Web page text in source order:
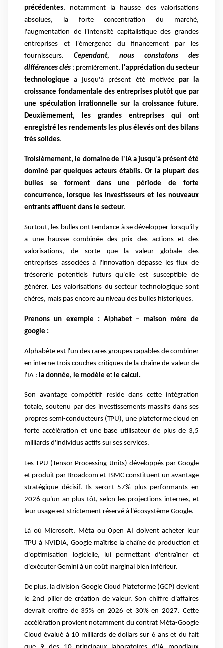
précédentes, notamment la hausse des valorisations
absolues, la forte concentration du marché,
l'augmentation de l'intensité capitalistique des grandes
entreprises et l'émergence du financement par les
fournisseurs.Cependant, nous constatons des
différences clés : premièrement, l'appréciation du secteur
technologiquea jusqu'à présent été motivée par la
croissance fondamentale des entreprises plutôt que par
une spéculation irrationnelle sur la croissance future.
Deuxièmement, les grandes entreprises qui ont
enregistré les rendements les plus élevés ont des bilans
très solides.
Troisièmement, le domaine de l'IA a jusqu'à présent été
dominé par quelques acteurs établis. Or la plupart des
bulles se forment dans une période de forte
concurrence, lorsque les investisseurs et les nouveaux
entrants affluent dans le secteur.
Surtout, les bulles ont tendance à se développer lorsqu'il y
a une hausse combinée des prix des actions et des
valorisations, de sorte que la valeur globale des
entreprises associées à l'innovation dépasse les flux de
trésorerie potentiels futurs qu'elle est susceptible de
générer. Les valorisations du secteur technologique sont
chères, mais pas encore au niveau des bulles historiques.
Prenons un exemple : Alphabet – maison mère de
google :
Alphabète est l'un des rares groupes capables de combiner
en interne trois couches critiques de la chaîne de valeur de
l'IA : la donnée, le modèle et le calcul.
Son avantage compétitif réside dans cette intégration
totale, soutenu par des investissements massifs dans ses
propres semi-conducteurs (TPU), une plateforme cloud en
forte accélération et une base utilisateur de plus de 3,5
milliards d'individus actifs sur ses services.
Les TPU (Tensor Processing Units) développés par Google
et produit par Broadcom et TSMC constituent un avantage
stratégique décisif. Ils seront 57% plus performants en
2026 qu'un an plus tôt, selon les projections internes, et
leur usage est strictement réservé à l'écosystème Google.
Là où Microsoft, Méta ou Open AI doivent acheter leur
TPU à NVIDIA, Google maîtrise la chaîne de production et
d'optimisation logicielle, lui permettant d'entraîner et
d'exécuter Gemini à un coût marginal bien inférieur.
De plus, la division Google Cloud Plateforme (GCP) devient
le 2nd pilier de création de valeur. Son chiffre d'affaires
devrait croître de 35% en 2026 et 30% en 2027. Cette
accélération provient notamment du contrat Méta-Google
Cloud évalué à 10 milliards de dollars sur 6 ans et du fait